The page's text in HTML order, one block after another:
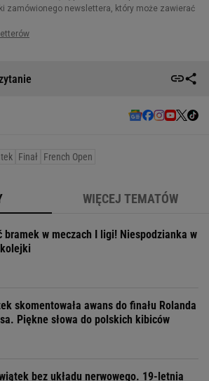
Finał French Open
WIĘCEJ TEMATÓW
bramek w meczach I ligi! Niespodzianka w
skomentowała awans do finału Rolanda
Piękne słowa do polskich kibiców
bez układu nerwowego. 19-letnia